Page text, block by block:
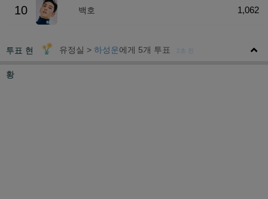
10 백호 1,062
투표 현
황
유정실 > 하성운에게 5개 투표 2초 전